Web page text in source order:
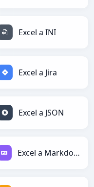
Excel a INI
Excel a Jira
Excel a JSON
Excel a Markdown